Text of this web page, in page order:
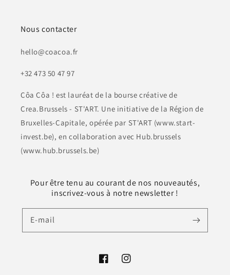
Nous contacter
hello@coacoa.fr
+32 473 50 47 97
Côa Côa ! est lauréat de la bourse créative de
Crea.Brussels - ST'ART. Une initiative de la Région de
Bruxelles-Capitale, opérée par ST'ART (www.start-
invest.be), en collaboration avec Hub.brussels
(www.hub.brussels.be)
Pour être tenu au courant de nos nouveautés,
inscrivez-vous à notre newsletter !
E-mail
FacebookInstagram